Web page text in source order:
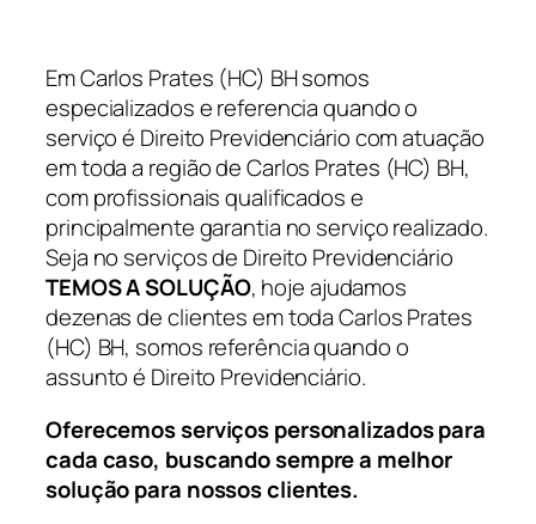
Em Carlos Prates (HC) BH somos
especializados e referencia quando o
serviço é Direito Previdenciário com atuação
em toda a região de Carlos Prates (HC) BH,
com profissionais qualificados e
principalmente garantia no serviço realizado.
Seja no serviços de Direito Previdenciário
TEMOS A SOLUÇÃO, hoje ajudamos
dezenas de clientes em toda Carlos Prates
(HC) BH, somos referência quando o
assunto é Direito Previdenciário.
Oferecemos serviços personalizados para
cada caso, buscando sempre a melhor
solução para nossos clientes.